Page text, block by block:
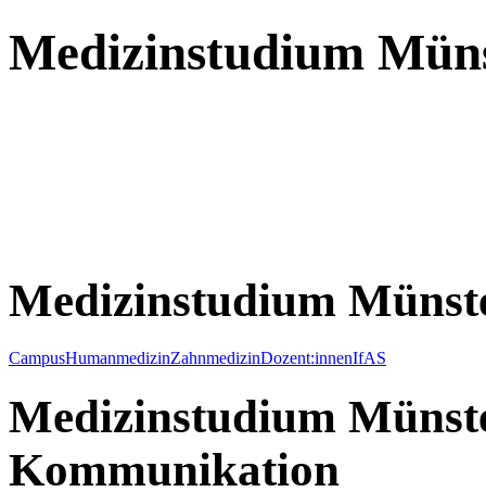
Medizinstudium
Medizinstudium
CampusHumanmedizinZahnmedizinDozent:innenIfAS
Medizinstudium
Kommunikation